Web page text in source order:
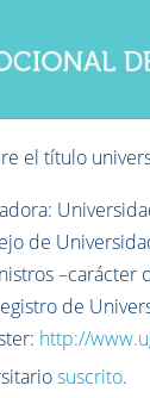
el título
de
–carácter
de
http://
suscrito.